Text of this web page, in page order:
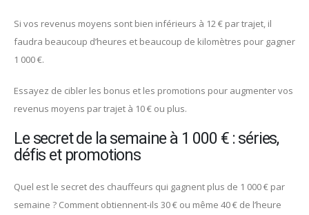
Si vos revenus moyens sont bien inférieurs à 12 € par trajet, il
faudra beaucoup d’heures et beaucoup de kilomètres pour gagner
1 000 €.
Essayez de cibler les bonus et les promotions pour augmenter vos
revenus moyens par trajet à 10 € ou plus.
Le secret de la semaine à 1 000 € : séries,
défis et promotions
Quel est le secret des chauffeurs qui gagnent plus de 1 000 € par
semaine ? Comment obtiennent-ils 30 € ou même 40 € de l’heure